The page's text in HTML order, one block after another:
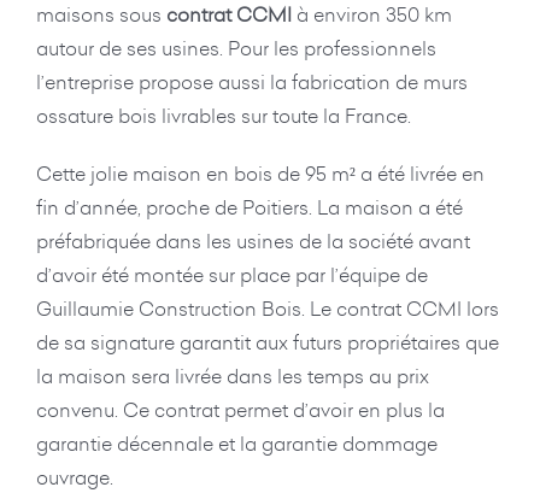
maisons sous contrat CCMIà environ 350 km
autour de ses usines. Pour les professionnels
l’entreprise propose aussi la fabrication de murs
ossature bois livrables sur toute la France.
Cette jolie maison en bois de 95 m² a été livrée en
fin d’année, proche de Poitiers. La maison a été
préfabriquée dans les usines de la société avant
d’avoir été montée sur place par l’équipe de
Guillaumie Construction Bois. Le contrat CCMI lors
de sa signature garantit aux futurs propriétaires que
la maison sera livrée dans les temps au prix
convenu. Ce contrat permet d’avoir en plus la
garantie décennale et la garantie dommage
ouvrage.